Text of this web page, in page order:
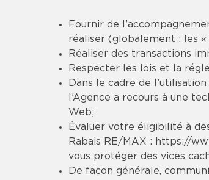
Fournir de
réaliser (globalement : les «
Réaliser des transactions
Respecter les lois et la
Dans le cadre de
l’Agence a recours à une
Web;
Évaluer votre éligibilité à
Rabais RE/MAX : https://
vous protéger des vices
De façon générale,